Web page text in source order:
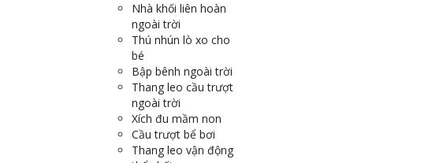
Nhà khối liên hoàn
ngoài trời
Thú nhún lò xo cho
bé
Bập bênh ngoài trời
Thang leo cầu trượt
ngoài trời
Xích đu mầm non
Cầu trượt bể bơi
Thang leo vận động